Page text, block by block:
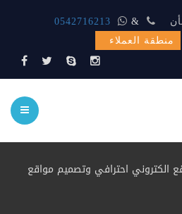
&
0542716213
منطقة العملاء
الكتروني احترافي وتصميم مواقع